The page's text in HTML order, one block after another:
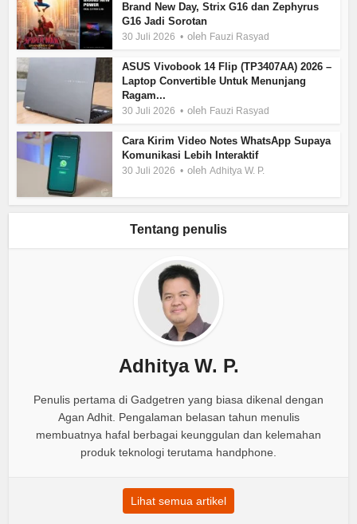
Brand New Day, Strix G16 dan Zephyrus
G16 Jadi Sorotan
30 Juli 2026 oleh Fauzi Rasyad
ASUS Vivobook 14 Flip (TP3407AA) 2026 –
Laptop Convertible Untuk Menunjang
Ragam...
30 Juli 2026 oleh Fauzi Rasyad
Cara Kirim Video Notes WhatsApp Supaya
Komunikasi Lebih Interaktif
30 Juli 2026 olehAdhitya W. P.
Tentang penulis
Adhitya W. P.
Penulis pertama di Gadgetren yang biasa dikenal dengan
Agan Adhit. Pengalaman belasan tahun menulis
membuatnya hafal berbagai keunggulan dan kelemahan
produk teknologi terutama handphone.
Lihat semua artikel